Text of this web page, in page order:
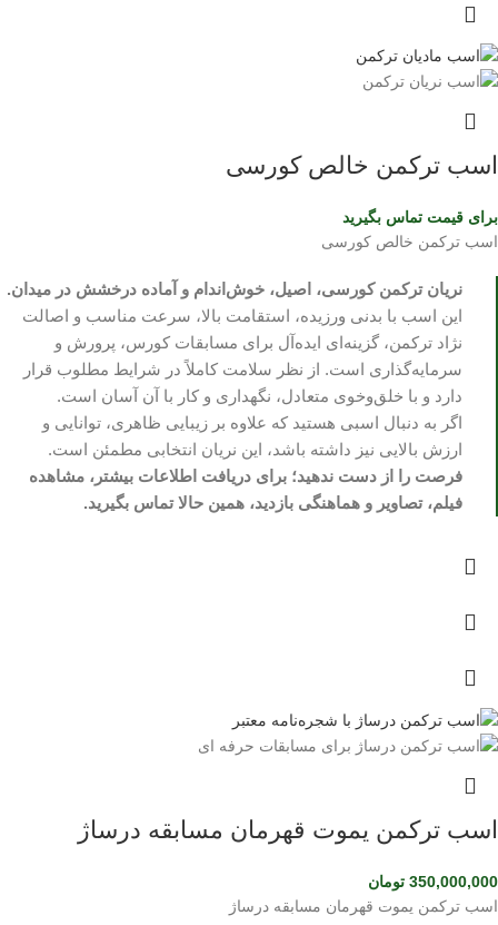
اسب ترکمن خالص کورسی
برای قیمت تماس بگیرید
اسب ترکمن خالص کورسی
نریان ترکمن کورسی، اصیل، خوش‌اندام و آماده درخشش در میدان.
این اسب با بدنی ورزیده، استقامت بالا، سرعت مناسب و اصالت
نژاد ترکمن، گزینه‌ای ایده‌آل برای مسابقات کورس، پرورش و
سرمایه‌گذاری است. از نظر سلامت کاملاً در شرایط مطلوب قرار
دارد و با خلق‌وخوی متعادل، نگهداری و کار با آن آسان است.
اگر به دنبال اسبی هستید که علاوه بر زیبایی ظاهری، توانایی و
ارزش بالایی نیز داشته باشد، این نریان انتخابی مطمئن است.
فرصت را از دست ندهید؛ برای دریافت اطلاعات بیشتر، مشاهده
فیلم، تصاویر و هماهنگی بازدید، همین حالا تماس بگیرید.
اسب ترکمن یموت قهرمان مسابقه درساژ
350,000,000 تومان
اسب ترکمن یموت قهرمان مسابقه درساژ